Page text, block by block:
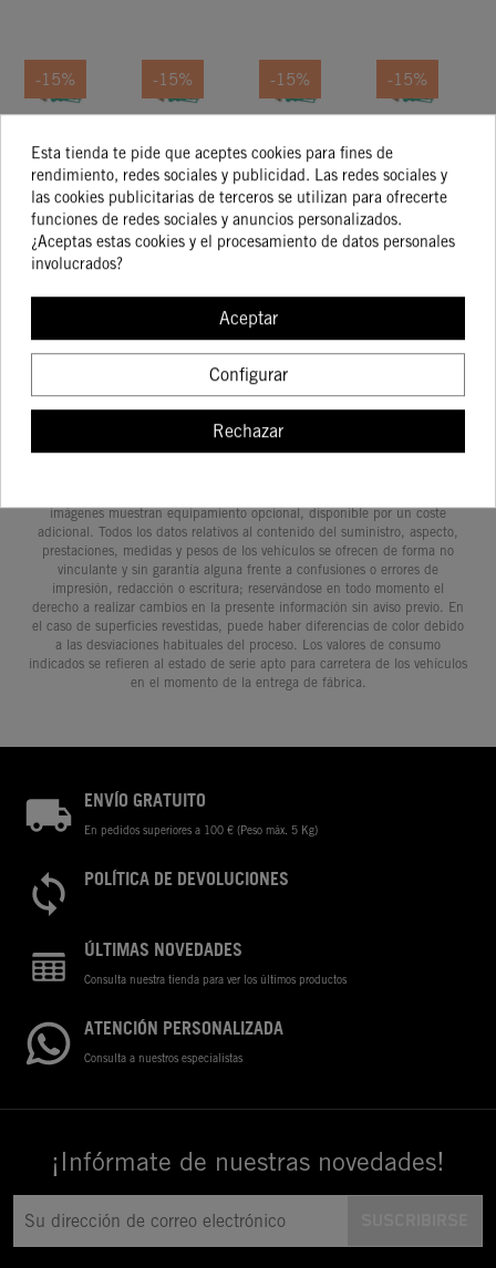
-15%
Pistón
Talla II
263,96 €
224,37 €
-15%
Pistón
Talla I
248,41 €
211,15 €
COMPRAR
-15%
Pistón
Talla II
248,41 €
211,15 €
-15%
Pistón
Tam. II
329,48 €
280,06 €
imágenes muestran equipamiento opcional, disponible por un coste
adicional. Todos los datos relativos al contenido del suministro, aspecto,
prestaciones, medidas y pesos de los vehículos se ofrecen de forma no
vinculante y sin garantía alguna frente a confusiones o errores de
impresión, redacción o escritura; reservándose en todo momento el
derecho a realizar cambios en la presente información sin aviso previo. En
el caso de superficies revestidas, puede haber diferencias de color debido
a las desviaciones habituales del proceso. Los valores de consumo
indicados se refieren al estado de serie apto para carretera de los vehículos
en el momento de la entrega de fábrica.
ENVÍO GRATUITO
En pedidos superiores a 100 € (Peso máx. 5 Kg)
POLÍTICA DE DEVOLUCIONES
ÚLTIMAS NOVEDADES
Consulta nuestra tienda para ver los últimos productos
ATENCIÓN PERSONALIZADA
Consulta a nuestros especialistas
¡Infórmate de nuestras novedades!
Esta tienda te pide que aceptes cookies para fines de
rendimiento, redes sociales y publicidad. Las redes sociales y
las cookies publicitarias de terceros se utilizan para ofrecerte
funciones de redes sociales y anuncios personalizados.
¿Aceptas estas cookies y el procesamiento de datos personales
involucrados?
Aceptar
Configurar
Rechazar